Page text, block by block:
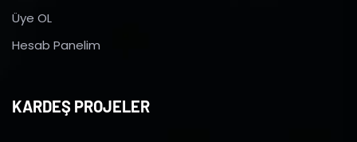
Üye OL
Hesab Panelim
KARDEŞ PROJELER